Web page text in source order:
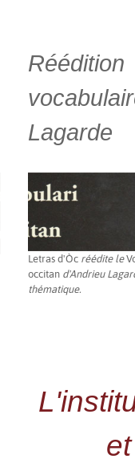
Lagarde
Letras d'Òc réédite le
occitan d'Andrieu
thématique.